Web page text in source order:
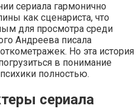
сериала гармонично
как сценариста, что
для просмотра среди
Андреева писала
Но эта история
в понимание
полностью.
сериала